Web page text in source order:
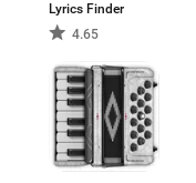
Lyrics Finder
4.65